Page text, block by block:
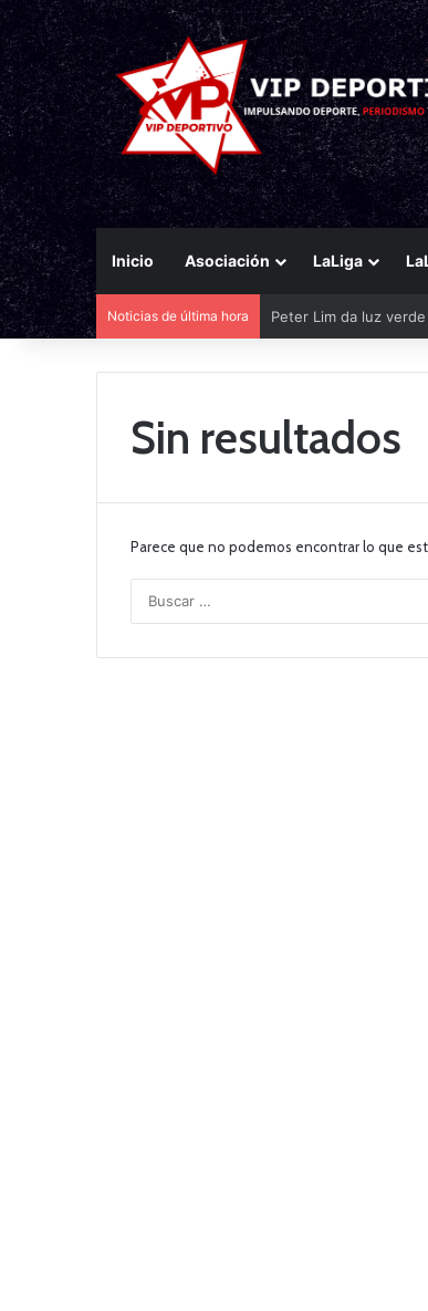
Inicio Asociación LaLiga
Noticias de última hora Peter Lim da luz
Sin resultados
Parece que no podemos encontrar lo que